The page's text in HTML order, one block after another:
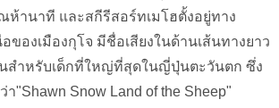
ห้านาที และสกีรีสอร์ทเมโฮตั้งอยู่ทาง
ของเมืองกุโจ มีชื่อเสียงในด้านเส้นทางยาว
นสำหรับเด็กที่ใหญ่ที่สุดในญี่ปุ่นตะวันตก ซึ่ง
"Shawn Snow Land of the Sheep"